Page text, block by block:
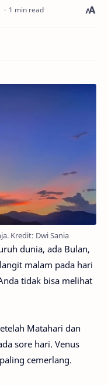
1 min read
Kredit: Dwi Sania
dunia, ada Bulan,
malam pada hari
tidak bisa melihat
Matahari dan
sore hari. Venus
cemerlang.